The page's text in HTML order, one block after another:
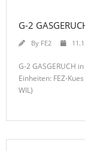
G-2
By FE2
G-2 GASGERUCH
Einheiten: FEZ-Kues
WIL)